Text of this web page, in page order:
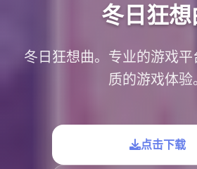
冬日狂想
冬日狂想曲。专业的游戏
质的游戏体验
点击下载